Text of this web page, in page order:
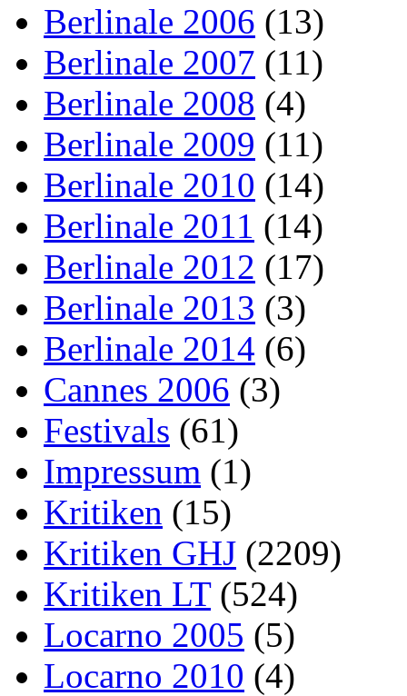
Berlinale 2006 (13)
Berlinale 2007 (11)
Berlinale 2008 (4)
Berlinale 2009 (11)
Berlinale 2010 (14)
Berlinale 2011 (14)
Berlinale 2012 (17)
Berlinale 2013 (3)
Berlinale 2014 (6)
Cannes 2006 (3)
Festivals (61)
Impressum (1)
Kritiken (15)
Kritiken GHJ (2209)
Kritiken LT(524)
Locarno 2005 (5)
Locarno 2010 (4)